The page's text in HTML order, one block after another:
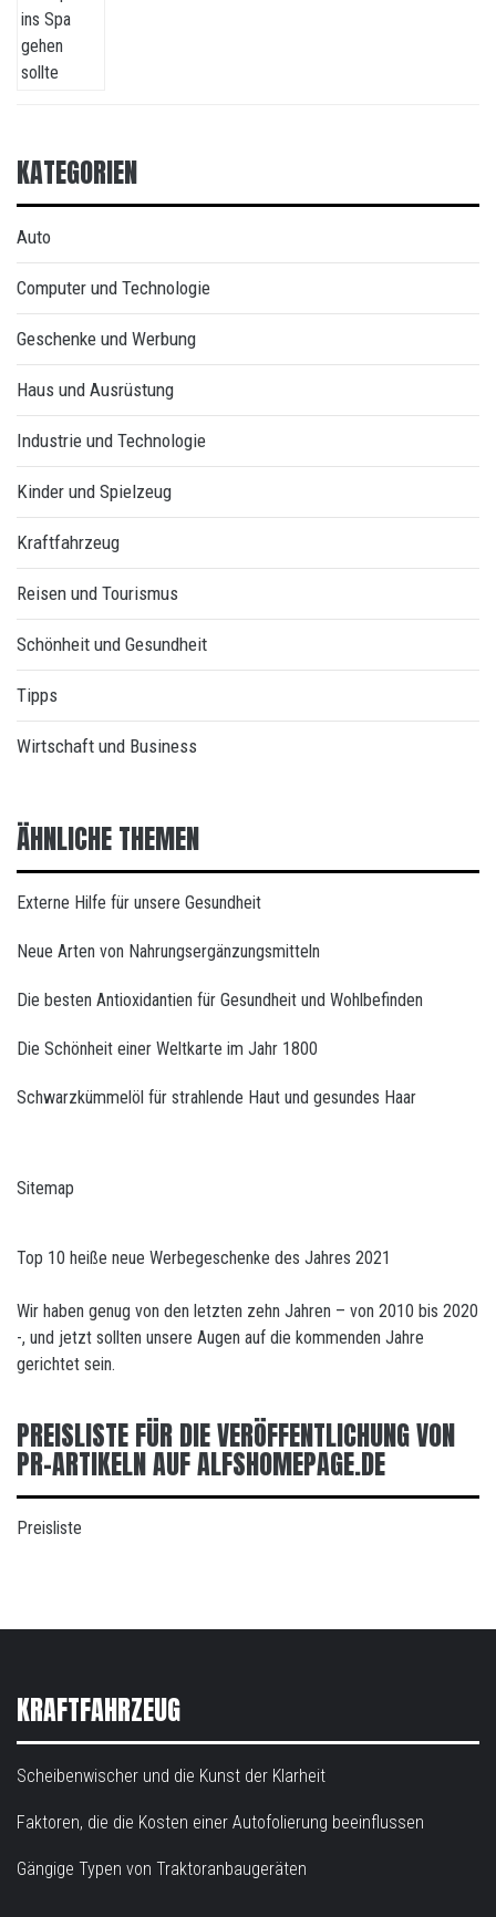
KATEGORIEN
Auto
Computer und Technologie
Geschenke und Werbung
Haus und Ausrüstung
Industrie und Technologie
Kinder und Spielzeug
Kraftfahrzeug
Reisen und Tourismus
Schönheit und Gesundheit
Tipps
Wirtschaft und Business
ÄHNLICHE THEMEN
Externe Hilfe für unsere Gesundheit
Neue Arten von Nahrungsergänzungsmitteln
Die besten Antioxidantien für Gesundheit und Wohlbefinden
Die Schönheit einer Weltkarte im Jahr 1800
Schwarzkümmelöl für strahlende Haut und gesundes Haar
Sitemap
Top 10 heiße neue Werbegeschenke des Jahres 2021
Wir haben genug von den letzten zehn Jahren – von 2010 bis 2020
-, und jetzt sollten unsere Augen auf die kommenden Jahre
gerichtet sein.
PREISLISTE FÜR DIE VERÖFFENTLICHUNG VON
PR-ARTIKELN AUF ALFSHOMEPAGE.DE
Preisliste
KRAFTFAHRZEUG
Scheibenwischer und die Kunst der Klarheit
Faktoren, die die Kosten einer Autofolierung beeinflussen
Gängige Typen von Traktoranbaugeräten